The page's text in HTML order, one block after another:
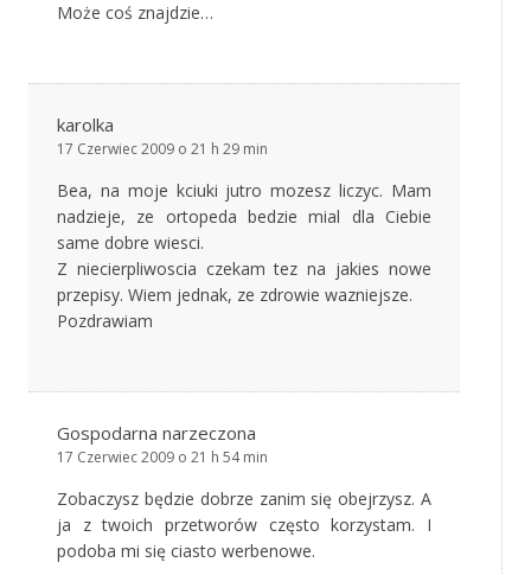
Może coś znajdzie…
karolka
17 Czerwiec 2009 o 21 h 29 min
Bea, na moje kciuki jutro mozesz liczyc. Mam
nadzieje, ze ortopeda bedzie mial dla Ciebie
same dobre wiesci.
Z niecierpliwoscia czekam tez na jakies nowe
przepisy. Wiem jednak, ze zdrowie wazniejsze.
Pozdrawiam
Gospodarna narzeczona
17 Czerwiec 2009 o 21 h 54 min
Zobaczysz będzie dobrze zanim się obejrzysz. A
ja z twoich przetworów często korzystam. I
podoba mi się ciasto werbenowe.